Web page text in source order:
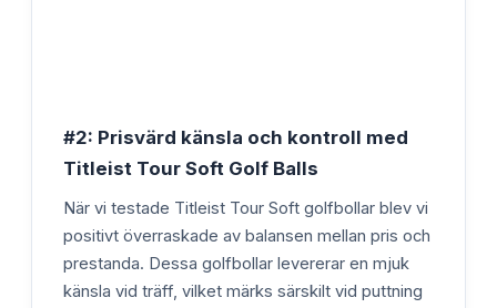
#2: Prisvärd känsla och kontroll med
Titleist Tour Soft Golf Balls
När vi testade Titleist Tour Soft golfbollar blev vi
positivt överraskade av balansen mellan pris och
prestanda. Dessa golfbollar levererar en mjuk
känsla vid träff, vilket märks särskilt vid puttning